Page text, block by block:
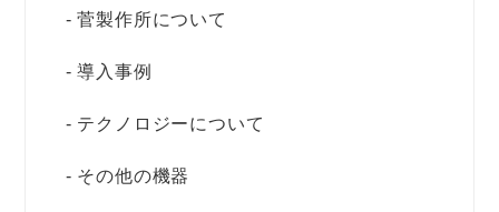
菅製作所について
導入事例
テクノロジーについて
その他の機器